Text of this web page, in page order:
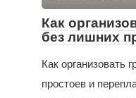
Как
без лишних
Как организовать
простоев и